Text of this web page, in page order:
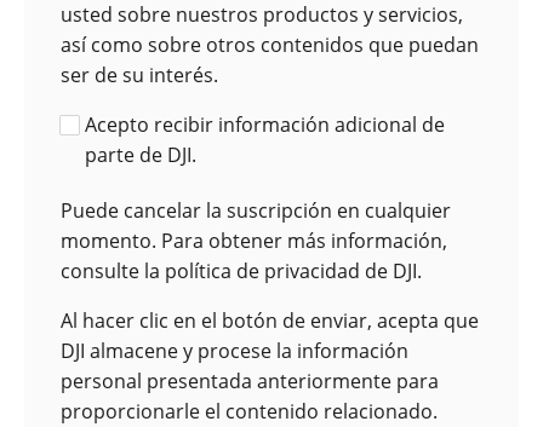
usted sobre nuestros productos y servicios,
así como sobre otros contenidos que puedan
ser de su interés.
Acepto recibir información adicional de
parte de DJI.
Puede cancelar la suscripción en cualquier
momento. Para obtener más información,
consulte la política de privacidad de DJI.
Al hacer clic en el botón de enviar, acepta que
DJI almacene y procese la información
personal presentada anteriormente para
proporcionarle el contenido relacionado.